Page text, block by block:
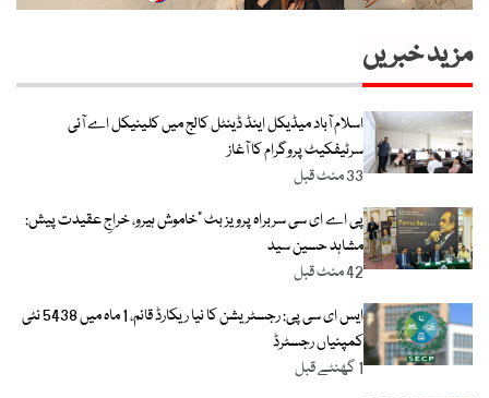
مزید خبریں
اسلام آباد میڈیکل اینڈ ڈینٹل کالج میں کلینیکل اے آئی
سرٹیفکیٹ پروگرام کا آغاز
33 منٹ قبل
پی اے ای سی سربراہ پرویز بٹ “خاموش ہیرو، خراجِ عقیدت پیش:
مشاہد حسین سید
42 منٹ قبل
ایس ای سی پی: رجسٹریشن کا نیا ریکارڈ قائم، 1 ماہ میں 5438 نئی
کمپنیاں رجسٹرڈ
1 گھنٹے قبل